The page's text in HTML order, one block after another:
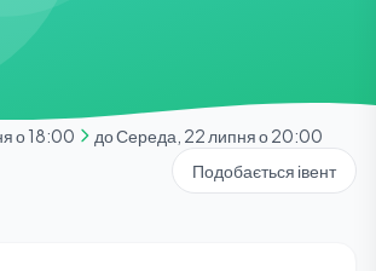
о 18:00
до Середа, 22 липня о 20:00
Подобається івент